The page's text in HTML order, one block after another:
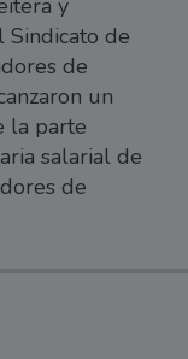
y
Sindicato de
de
un
la parte
salarial de
de